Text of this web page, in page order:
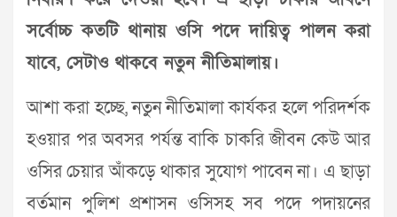
সর্বোচ্চ কতটি থানায় ওসি পদে দায়িত্ব পালন করা
যাবে, সেটাও থাকবে নতুন নীতিমালায়।
আশা করা হচ্ছে, নতুন নীতিমালা কার্যকর হলে পরিদর্শক
হওয়ার পর অবসর পর্যন্ত বাকি চাকরি জীবন কেউ আর
ওসির চেয়ার আঁকড়ে থাকার সুযোগ পাবেন না। এ ছাড়া
বর্তমান পুলিশ প্রশাসন ওসিসহ সব পদে পদায়নের